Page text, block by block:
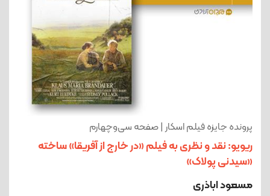
پرونده جایزه فیلم اسکار | صفحه سی‌و‌چهارم
ریویو: نقد و نظری به فیلم «در خارج از آفریقا» ساخته
«سیدنی پولاک»
مسعود اباذری